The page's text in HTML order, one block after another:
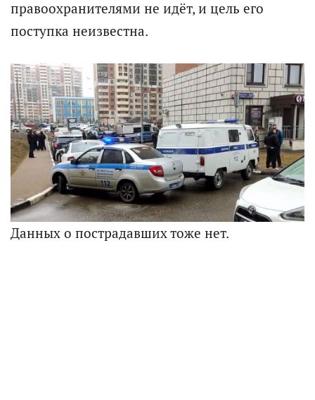
правоохранителями не идёт, и цель его
поступка неизвестна.
Данных о пострадавших тоже нет.